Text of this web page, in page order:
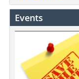
Events